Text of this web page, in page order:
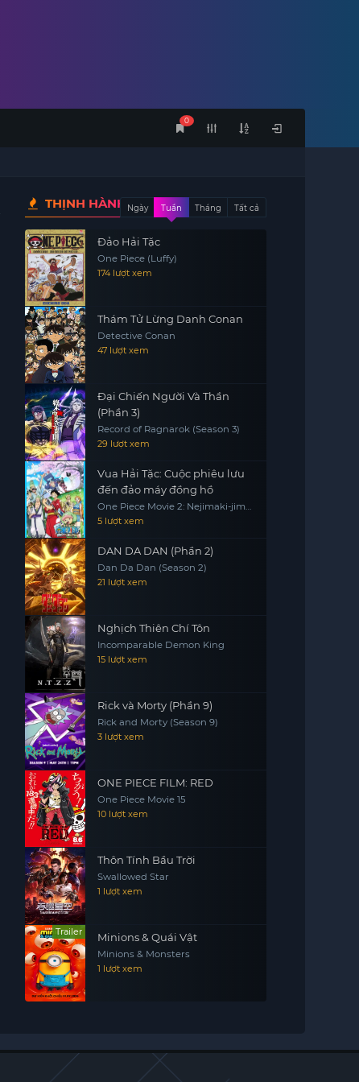
0
THỊNH HÀNHNgày Tuần Tháng Tất cả
Đảo Hải Tặc
One Piece (Luffy)
174 lượt xem
Thám Tử Lừng Danh Conan
Detective Conan
47 lượt xem
Đại Chiến Người Và Thần
(Phần 3)
Record of Ragnarok (Season 3)
29 lượt xem
Vua Hải Tặc: Cuộc phiêu lưu
đến đảo máy đồng hồ
One Piece Movie 2: Nejimaki-jima
no Daibouken, One Piece:
Nejimakijima no Bouken, One
5 lượt xem
DAN DA DAN (Phần 2)
Dan Da Dan (Season 2)
21 lượt xem
Nghịch Thiên Chí Tôn
Incomparable Demon King
15 lượt xem
Rick và Morty (Phần 9)
Rick and Morty (Season 9)
3 lượt xem
ONE PIECE FILM: RED
One Piece Movie 15
10 lượt xem
Thôn Tính Bầu Trời
Swallowed Star
1 lượt xem
Trailer Minions & Quái Vật
Minions & Monsters
1 lượt xem